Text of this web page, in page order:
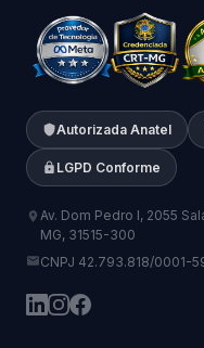
Autorizada Anatel
LGPD Conforme
Av. Dom Pedro I, 2055
MG, 31515-300
CNPJ 42.793.818/0001-